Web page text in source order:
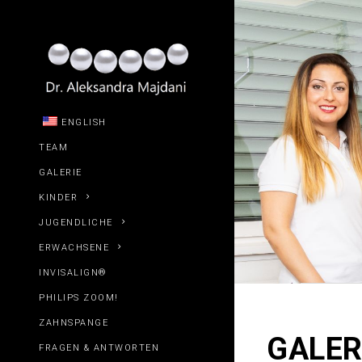
ENGLISH
TEAM
GALERIE
KINDER
JUGENDLICHE
ERWACHSENE
INVISALIGN®
PHILIPS ZOOM!
ZAHNSPANGE
FRAGEN & ANTWORTEN